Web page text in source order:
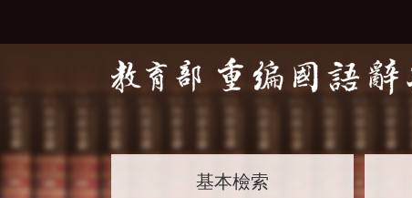
基本檢索